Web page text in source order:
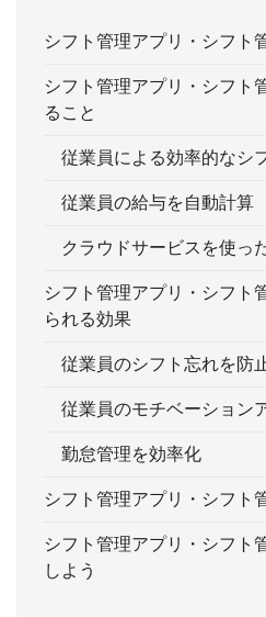
シフト管理アプリ・シフト
シフト管理アプリ・シフト
ること
従業員による効率的なシ
従業員の給与を自動計算
クラウドサービスを使っ
シフト管理アプリ・シフト
られる効果
従業員のシフト忘れを防
従業員のモチベーション
勤怠管理を効率化
シフト管理アプリ・シフト
シフト管理アプリ・シフト
しよう